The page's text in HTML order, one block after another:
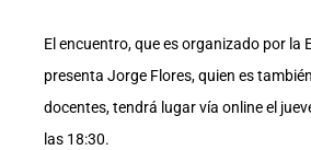
El encuentro, que es organizado por la
presenta Jorge Flores, quien es
docentes, tendrá lugar vía online el
las 18:30.